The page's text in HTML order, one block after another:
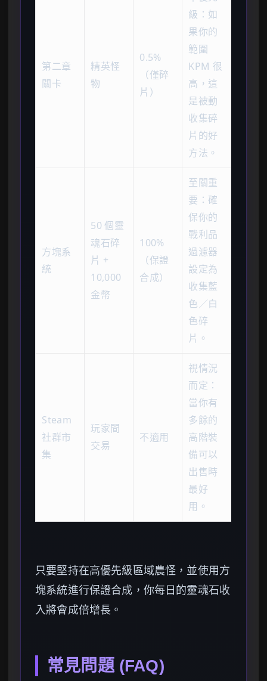
第二章
關卡
精英怪
物
0.5%
（僅碎
片）
級：如
果你的
範圍
KPM 很
高，這
是被動
收集碎
片的好
方法。
方塊系
統
50 個靈
魂石碎
片 +
10,000
金幣
100%
（保證
合成）
至關重
要：確
保你的
戰利品
過濾器
設定為
收集藍
色／白
色碎
片。
Steam
社群市
集
玩家間
交易
不適用
視情況
而定：
當你有
多餘的
高階裝
備可以
出售時
最好
用。
只要堅持在高優先級區域農怪，並使用方
塊系統進行保證合成，你每日的靈魂石收
入將會成倍增長。
常見問題 (FAQ)